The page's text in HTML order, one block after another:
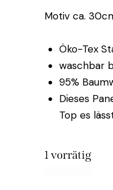
Motiv ca.
Öko-Tex
waschbar
95%
Dieses
Top es
1 vorrätig